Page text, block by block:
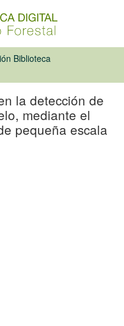
Biblioteca
la detección de
mediante el
pequeña escala